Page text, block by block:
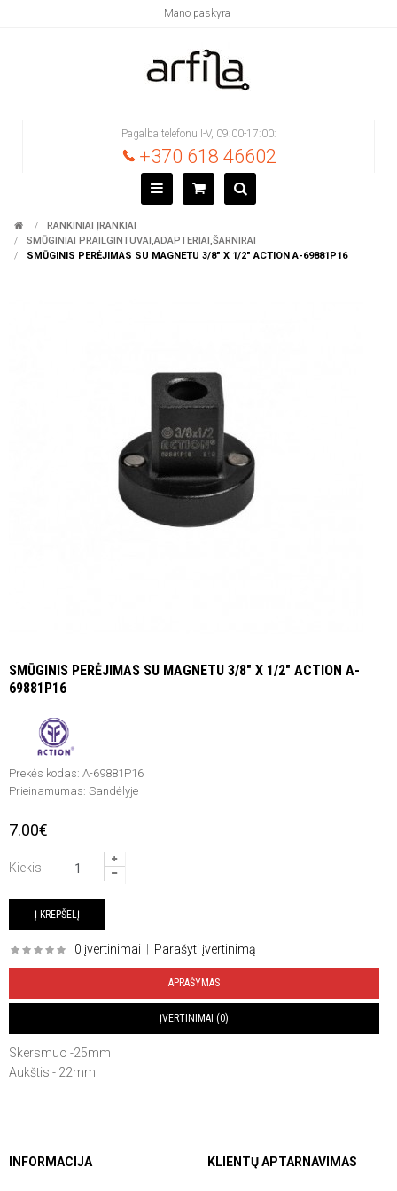
Mano paskyra
Pagalba telefonu I-V, 09:00-17:00:
+370 618 46602
RANKINIAI ĮRANKIAI
SMŪGINIAI PRAILGINTUVAI,ADAPTERIAI,ŠARNIRAI
SMŪGINIS PERĖJIMAS SU MAGNETU 3/8" X 1/2" ACTION A-69881P16
SMŪGINIS PERĖJIMAS SU MAGNETU 3/8" X 1/2" ACTION A-
69881P16
Prekės kodas: A-69881P16
Prieinamumas: Sandėlyje
7.00€
Kiekis
0 įvertinimai Parašyti įvertinimą
APRAŠYMAS
ĮVERTINIMAI (0)
Skersmuo -25mm
Aukštis - 22mm
INFORMACIJA KLIENTŲ APTARNAVIMAS